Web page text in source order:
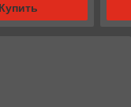
Купить